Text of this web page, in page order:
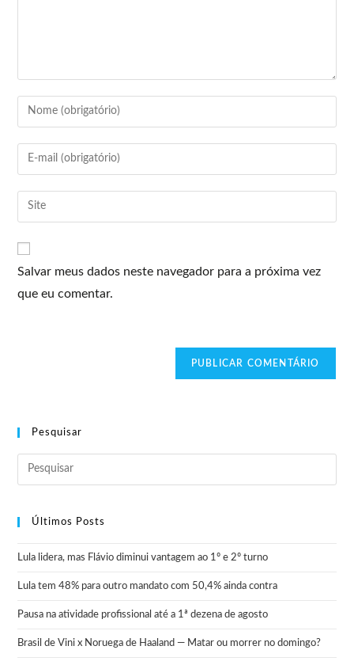
Salvar meus dados neste navegador para a próxima vez
que eu comentar.
Pesquisar
Últimos Posts
Lula lidera, mas Flávio diminui vantagem ao 1º e 2º turno
Lula tem 48% para outro mandato com 50,4% ainda contra
Pausa na atividade profissional até a 1ª dezena de agosto
Brasil de Vini x Noruega de Haaland — Matar ou morrer no domingo?